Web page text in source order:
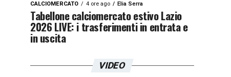
CALCIOMERCATO 4 ore ago Elia Serra
Tabellone calciomercato estivo Lazio
2026 LIVE: i trasferimenti in entrata e
in uscita
VIDEO